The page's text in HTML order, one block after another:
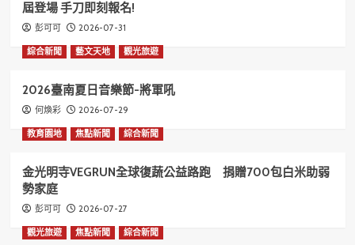
屆登場 手刀即刻報名!
彭可可 2026-07-31
綜合新聞 藝文天地 觀光旅遊
2026臺南夏日音樂節-將軍吼
何煥彩 2026-07-29
教育園地 焦點新聞 綜合新聞
金光明寺VEGRUN全球復蔬公益路跑 捐贈700包白米助弱
勢家庭
彭可可 2026-07-27
觀光旅遊 焦點新聞 綜合新聞